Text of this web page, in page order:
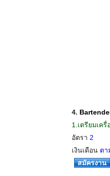
4.
1.เตรียมเค
อัตรา 2
เงินเดือน ตา
สมัครงาน